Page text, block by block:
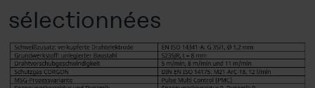
sélectionnées